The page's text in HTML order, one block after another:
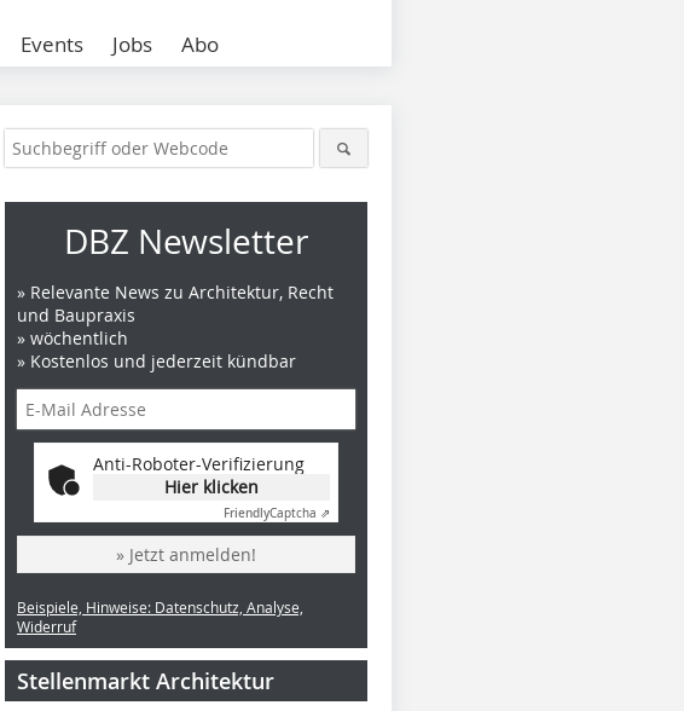
Events Jobs Abo
DBZ Newsletter
» Relevante News zu Architektur, Recht
und Baupraxis
» wöchentlich
» Kostenlos und jederzeit kündbar
Anti-Roboter-Verifizierung
Hier klicken
FriendlyCaptcha ⇗
» Jetzt anmelden!
Beispiele, Hinweise: Datenschutz, Analyse,
Widerruf
Stellenmarkt Architektur